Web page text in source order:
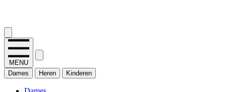
MENU
Dames
Heren Kinderen